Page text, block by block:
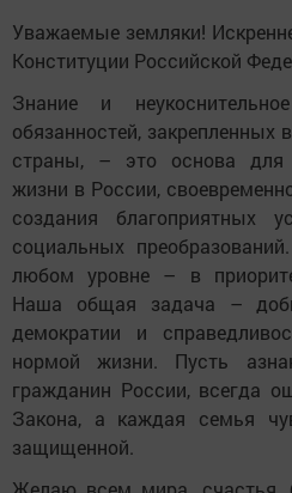
Уважаемые земляки!
Конституции Российской
Знание и
обязанностей,
страны, – это основа для
жизни в России,
создания благоприятных
социальных
любом уровне – в
Наша общая задача –
демократии и
нормой жизни. Пусть
гражданин России, всегда
Закона, а каждая семья
защищенной.